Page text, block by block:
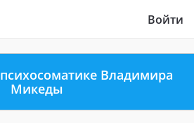
Войти
Владимира
Микеды